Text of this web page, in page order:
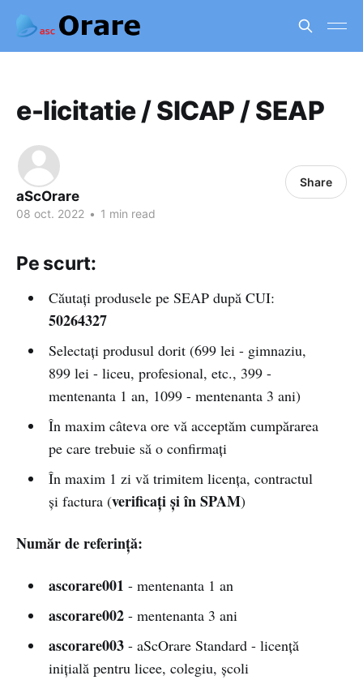
e-licitatie / SICAP / SEAP
aScOrare
08 oct. 2022 • 1 min read
Share
Pe scurt:
Căutați produsele pe SEAP după CUI:
50264327
Selectați produsul dorit (699 lei - gimnaziu,
899 lei - liceu, profesional, etc., 399 -
mentenanta 1 an, 1099 - mentenanta 3 ani)
În maxim câteva ore vă acceptăm cumpărarea
pe care trebuie să o confirmați
În maxim 1 zi vă trimitem licența, contractul
și factura (verificați și în SPAM)
Număr de referință:
ascorare001 - mentenanta 1 an
ascorare002- mentenanta 3 ani
ascorare003- aScOrare Standard - licență
inițială pentru licee, colegiu, școli